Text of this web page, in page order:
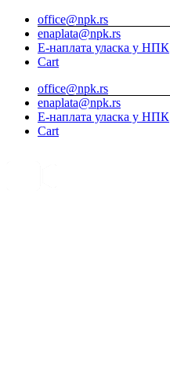
Skip
content
office@npk.rs
enaplata@npk.rs
Е-наплата уласка у НПК
Cart
office@npk.rs
enaplata@npk.rs
Е-наплата уласка у НПК
Cart